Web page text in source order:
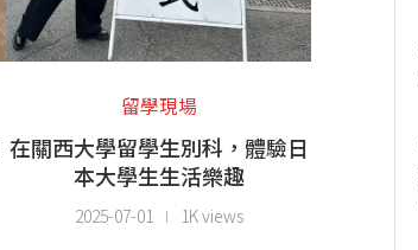
留學現場
在關西大學留學生別科，體驗日
本大學生生活樂趣
2025-07-01 1K views